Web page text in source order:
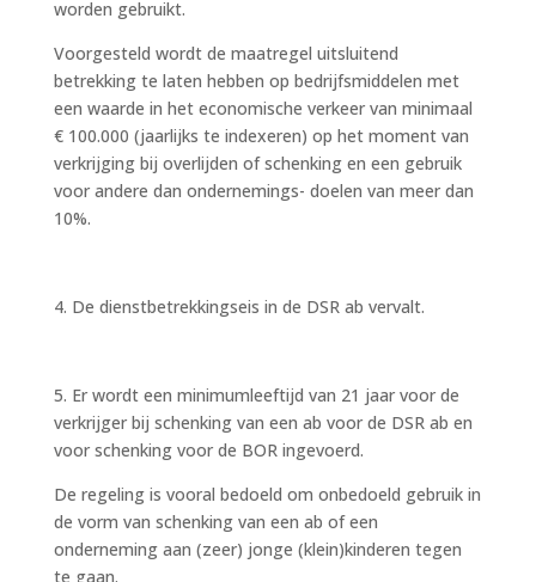
worden gebruikt.
Voorgesteld wordt de maatregel uitsluitend
betrekking te laten hebben op bedrijfsmiddelen met
een waarde in het economische verkeer van minimaal
€ 100.000 (jaarlijks te indexeren) op het moment van
verkrijging bij overlijden of schenking en een gebruik
voor andere dan ondernemings- doelen van meer dan
10%.
4. De dienstbetrekkingseis in de DSR ab vervalt.
5. Er wordt een minimumleeftijd van 21 jaar voor de
verkrijger bij schenking van een ab voor de DSR ab en
voor schenking voor de BOR ingevoerd.
De regeling is vooral bedoeld om onbedoeld gebruik in
de vorm van schenking van een ab of een
onderneming aan (zeer) jonge (klein)kinderen tegen
te gaan.